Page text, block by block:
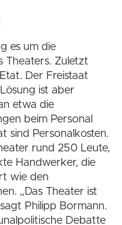
es um die
Theaters. Zuletzt
Der Freistaat
ist aber
etwa die
beim Personal
sind Personalkosten.
rund 250 Leute,
Handwerker, die
wie den
„Das Theater ist
Philipp Bormann.
Debatte